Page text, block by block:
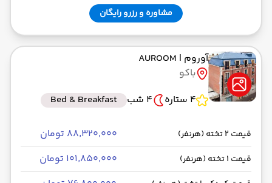
مشاوره و رزرو رایگان
آوروم | AUROOM
باکو
4 ستاره
4 شب Bed & Breakfast
قیمت 2 تخته (هرنفر) ۸۸٬۳۲۰٬۰۰۰ تومان
قیمت 1 تخته (هرنفر) ۱۰۱٬۸۵۰٬۰۰۰ تومان